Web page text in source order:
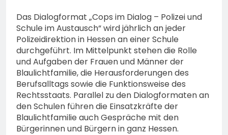
Das Dialogformat „Cops im Dialog – Polizei und
Schule im Austausch“ wird jährlich an jeder
Polizeidirektion in Hessen an einer Schule
durchgeführt. Im Mittelpunkt stehen die Rolle
und Aufgaben der Frauen und Männer der
Blaulichtfamilie, die Herausforderungen des
Berufsalltags sowie die Funktionsweise des
Rechtsstaats. Parallel zu den Dialogformaten an
den Schulen führen die Einsatzkräfte der
Blaulichtfamilie auch Gespräche mit den
Bürgerinnen und Bürgern in ganz Hessen.